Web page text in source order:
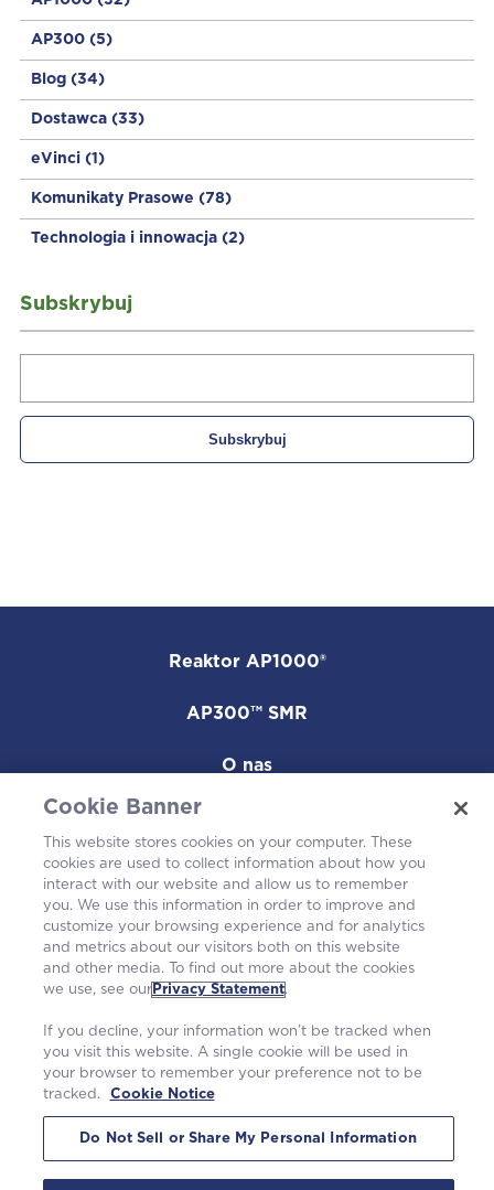
AP300 (5)
Blog (34)
Dostawca (33)
eVinci (1)
Komunikaty Prasowe (78)
Technologia i innowacja (2)
Subskrybuj
Reaktor AP1000®
AP300™ SMR
O nas
W społeczności
Cookie Banner
This website stores cookies on your computer. These
cookies are used to collect information about how you
interact with our website and allow us to remember
you. We use this information in order to improve and
customize your browsing experience and for analytics
and metrics about our visitors both on this website
and other media. To find out more about the cookies
we use, see our Privacy Statement.
If you decline, your information won’t be tracked when
you visit this website. A single cookie will be used in
your browser to remember your preference not to be
tracked.
Cookie Notice
Do Not Sell or Share My Personal Information